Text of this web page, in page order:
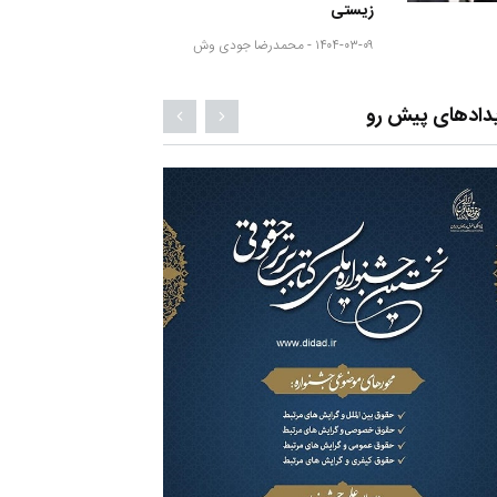
زیستی
۱۴۰۴-۰۳-۰۹ - محمدرضا جودی وش
پیش رو